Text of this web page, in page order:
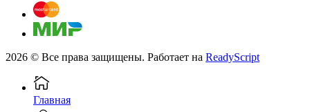
2026 © Все права защищены. Работает на ReadyScript
Главная